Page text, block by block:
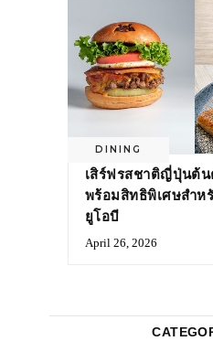
DINING
เสิร์ฟรสชาติญี่ปุ่นต้น
พร้อมสิทธิพิเศษสำห
ยูโอบี
April 26, 2026